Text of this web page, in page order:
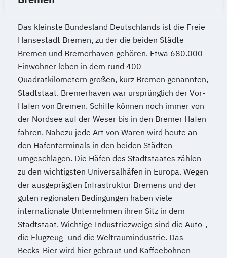
Logistik und Supply Chain Management
Logistikmanagement Managing Diversity
Marketing und Sales Management
Nachhaltigkeitsmanagement
Personalmanagement und Corporate
Learning
Pflege Pflegemanagement
Planung logistischer Netzwerke
Politikwissenschaft und Management
Psychologie Psychologie (Abendstudium)
Psychologie mit Schwerpunkt Arbeits-
Organisations- und Wirtschaftspsychologie
Psychologie mit Schwerpunkt
Gesundheitspsychologie
Psychologie mit Schwerpunkt Klinische
Psychologie und Psychologische Beratung
Das kleinste Bundesland Deutschlands ist die Freie
Hansestadt Bremen, zu der die beiden Städte
Bremen und Bremerhaven gehören. Etwa 680.000
Einwohner leben in dem rund 400
Quadratkilometern großen, kurz Bremen genannten,
Stadtstaat. Bremerhaven war ursprünglich der Vor-
Hafen von Bremen. Schiffe können noch immer von
der Nordsee auf der Weser bis in den Bremer Hafen
fahren. Nahezu jede Art von Waren wird heute an
den Hafenterminals in den beiden Städten
umgeschlagen. Die Häfen des Stadtstaates zählen
zu den wichtigsten Universalhäfen in Europa. Wegen
der ausgeprägten Infrastruktur Bremens und der
guten regionalen Bedingungen haben viele
internationale Unternehmen ihren Sitz in dem
Stadtstaat. Wichtige Industriezweige sind die Auto-,
die Flugzeug- und die Weltraumindustrie. Das
Becks-Bier wird hier gebraut und Kaffeebohnen